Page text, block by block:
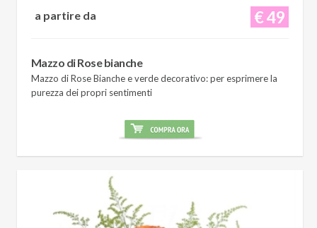
€ 49
a partire da
Mazzo di Rose bianche
Mazzo di Rose Bianche e verde decorativo: per esprimere la
purezza dei propri sentimenti